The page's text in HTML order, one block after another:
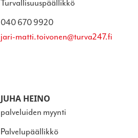
Turvallisuuspäällikkö
040 670 9920
jari-matti.toivonen@turva247.fi
JUHA HEINO
palveluiden myynti
Palvelupäällikkö